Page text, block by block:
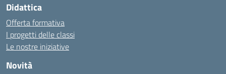
Didattica
Offerta formativa
I progetti delle classi
Le nostre iniziative
Novità